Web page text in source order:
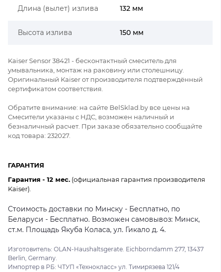
Длина (вылет) излива 132 мм
Высота излива 150 мм
Kaiser Sensor 38421 - бесконтактный смеситель для
умывальника, монтаж на раковину или столешницу.
Оригинальный Kaiser от производителя подтверждённый
сертификатом соответствия.
Обратите внимание: на сайте BelSklad.by все цены на
Смесители указаны с НДС, возможен наличный и
безналичный расчет. При заказе обязательно сообщайте
код товара: 232027.
ГАРАНТИЯ
Гарантия - 12 мес. (официальная гарантия производителя
Kaiser).
Стоимость доставки по Минску - Бесплатно, по
Беларуси - Бесплатно. Возможен самовывоз: Минск,
ст.м. Площадь Якуба Коласа, ул. Гикало д. 4.
Изготовитель: OLAN-Haushaltsgerate. Eichborndamm 277, 13437
Berlin, Germany.
Импортер в РБ: ЧТУП «Технокласс» ул. Тимирязева 121/4